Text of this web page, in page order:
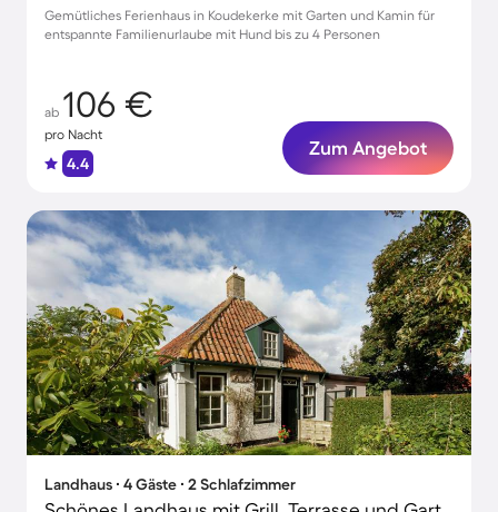
Gemütliches Ferienhaus in Koudekerke mit Garten und Kamin für
entspannte Familienurlaube mit Hund bis zu 4 Personen
ab 106 €
pro Nacht
4.4
Zum Angebot
Landhaus ∙ 4 Gäste ∙ 2 Schlafzimmer